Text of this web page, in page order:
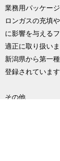
業務用パッケー
ロンガスの充填
に影響を与える
適正に取り扱いま
新潟県から第一
登録されています
その他